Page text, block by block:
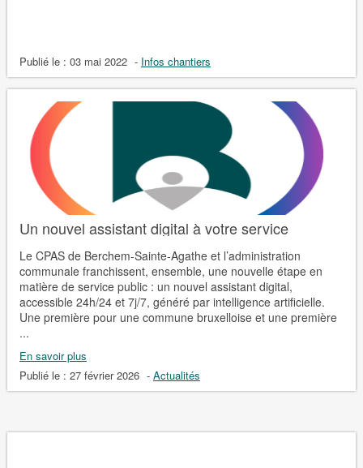
Publié le : 03 mai 2022 - Infos chantiers
Un nouvel assistant digital à votre service
Le CPAS de Berchem-Sainte-Agathe et l’administration
communale franchissent, ensemble, une nouvelle étape en
matière de service public : un nouvel assistant digital,
accessible 24h/24 et 7j/7, généré par intelligence artificielle.
Une première pour une commune bruxelloise et une première
...
En savoir plus
Publié le : 27 février 2026 - Actualités